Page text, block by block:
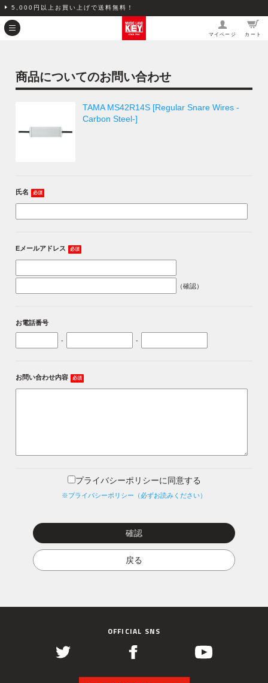
5,000円以上お買い上げで送料無料！
マイページ カート
商品についてのお問い合わせ
TAMA MS42R14S [Regular Snare Wires -
Carbon Steel-]
氏名 必須
Eメールアドレス 必須
（確認）
お電話番号
- -
お問い合わせ内容 必須
プライバシーポリシーに同意する
※プライバシーポリシー（必ずお読みください）
OFFICIAL SNS